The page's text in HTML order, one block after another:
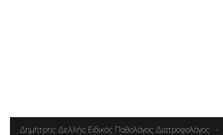
Δημήτρης Δελλής Ειδικός Παθολόγος Διατροφολόγος